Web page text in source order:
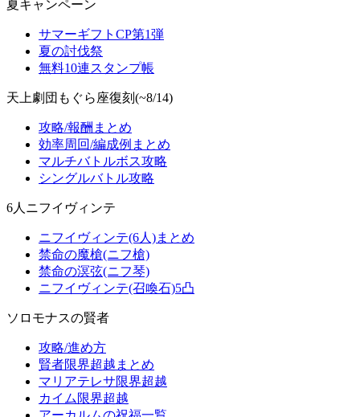
夏キャンペーン
サマーギフトCP第1弾
夏の討伐祭
無料10連スタンプ帳
天上劇団もぐら座復刻(~8/14)
攻略/報酬まとめ
効率周回/編成例まとめ
マルチバトルボス攻略
シングルバトル攻略
6人ニフイヴィンテ
ニフイヴィンテ(6人)まとめ
禁命の魔槍(ニフ槍)
禁命の溟弦(ニフ琴)
ニフイヴィンテ(召喚石)5凸
ソロモナスの賢者
攻略/進め方
賢者限界超越まとめ
マリアテレサ限界超越
カイム限界超越